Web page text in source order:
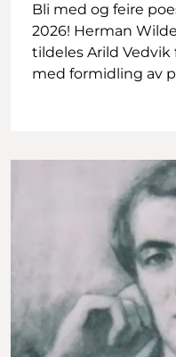
Bli med og feire
2026! Herman
tildeles Arild
med formidling av